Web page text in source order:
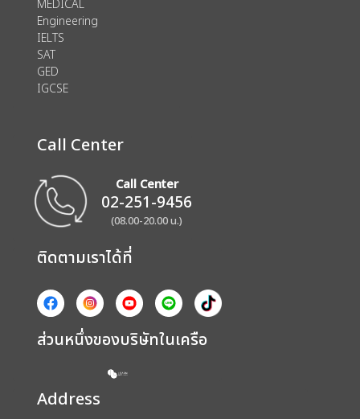
MEDICAL
Engineering
IELTS
SAT
GED
IGCSE
Call Center
Call Center
02-251-9456
(08.00-20.00 น.)
ติดตามเราได้ที่
ส่วนหนึ่งของบริษัทในเครือ
Address